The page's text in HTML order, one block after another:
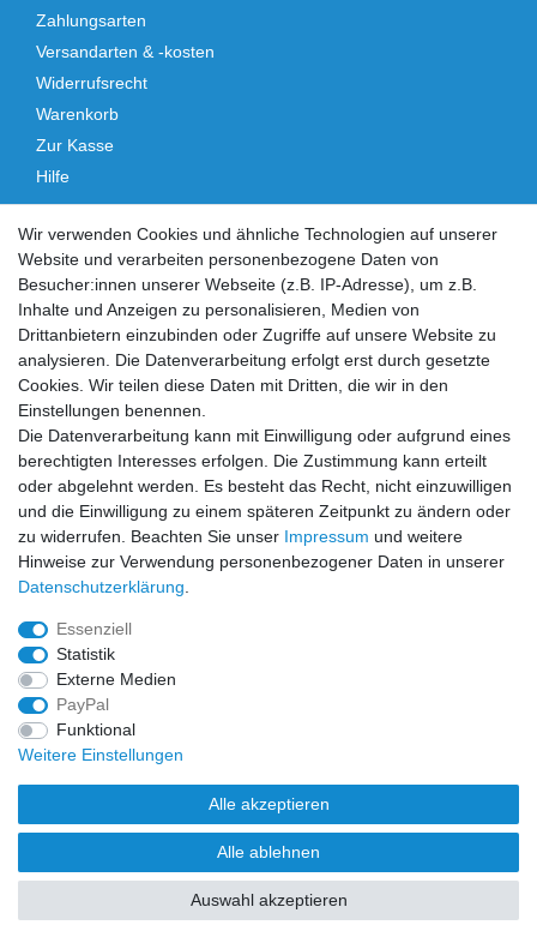
Zahlungsarten
Versandarten & -kosten
Widerrufsrecht
Warenkorb
Zur Kasse
Hilfe
Vertrag widerrufen
Social Media
Facebook Instagram
Sicher einkaufen
Zahlung und Versand
© Copyright 2026 Klingl Spielgeräte | Alle Rechte vorbehalten.
Wir verwenden Cookies und ähnliche Technologien auf unserer
Website und verarbeiten personenbezogene Daten von
Besucher:innen unserer Webseite (z.B. IP-Adresse), um z.B.
Inhalte und Anzeigen zu personalisieren, Medien von
Drittanbietern einzubinden oder Zugriffe auf unsere Website zu
analysieren. Die Datenverarbeitung erfolgt erst durch gesetzte
Cookies. Wir teilen diese Daten mit Dritten, die wir in den
Einstellungen benennen.
Die Datenverarbeitung kann mit Einwilligung oder aufgrund eines
berechtigten Interesses erfolgen. Die Zustimmung kann erteilt
oder abgelehnt werden. Es besteht das Recht, nicht einzuwilligen
und die Einwilligung zu einem späteren Zeitpunkt zu ändern oder
zu widerrufen. Beachten Sie unser Impressum und weitere
Hinweise zur Verwendung personenbezogener Daten in unserer
Daten­schutz­erklärung
Essenziell
Statistik
Externe Medien
PayPal
Funktional
Weitere Einstellungen
Alle akzeptieren
Alle ablehnen
Auswahl akzeptieren